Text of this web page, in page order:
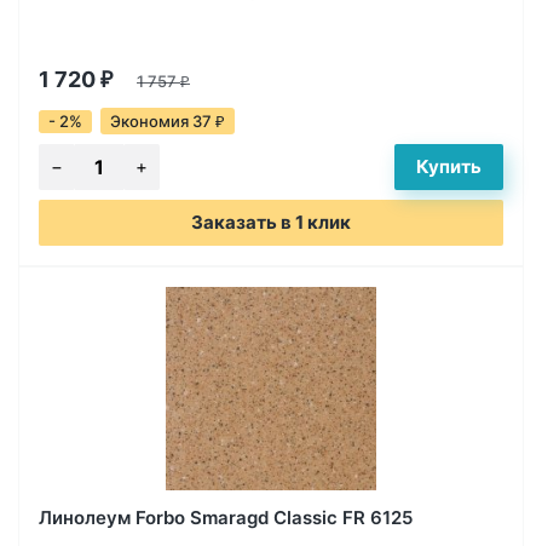
1 720 ₽ 1 757₽
- 2% Экономия 37 ₽
Заказать в 1 клик
Линолеум Forbo Smaragd Classic FR 6125